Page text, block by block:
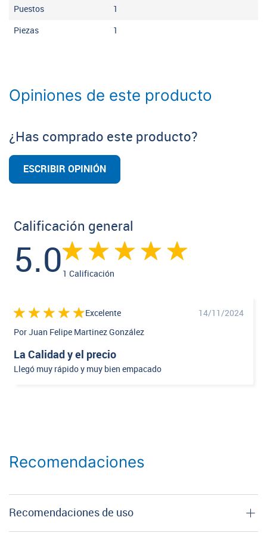
Puestos 1
Piezas 1
Opiniones de este producto
¿Has comprado este producto?
ESCRIBIR OPINIÓN
Calificación general
5.0 1 Calificación
Excelente
14/11/2024
Por Juan Felipe Martinez González
La Calidad y el precio
Llegó muy rápido y muy bien empacado
Recomendaciones
Recomendaciones de uso